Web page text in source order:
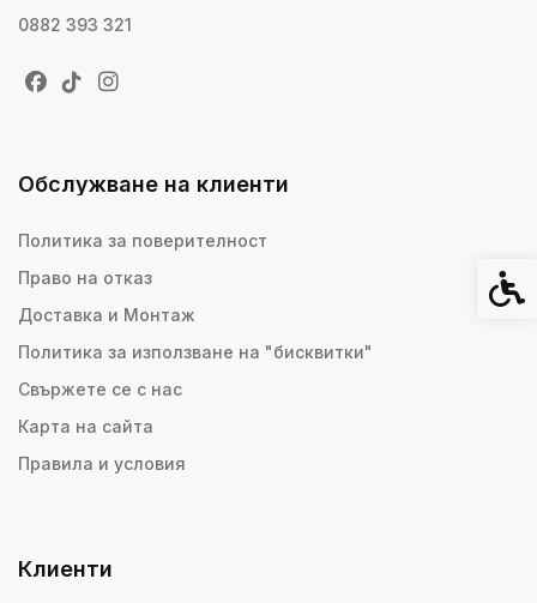
0882 393 321
Обслужване на клиенти
Политика за поверителност
Право на отказ
Доставка и Монтаж
Политика за използване на "бисквитки"
Свържете се с нас
Карта на сайта
Правила и условия
Клиенти